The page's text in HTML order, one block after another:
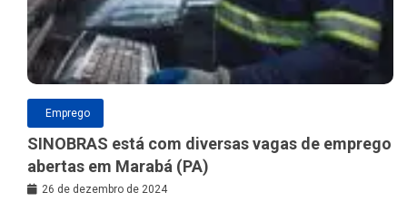
Emprego
SINOBRAS está com diversas vagas de emprego
abertas em Marabá (PA)
26 de dezembro de 2024